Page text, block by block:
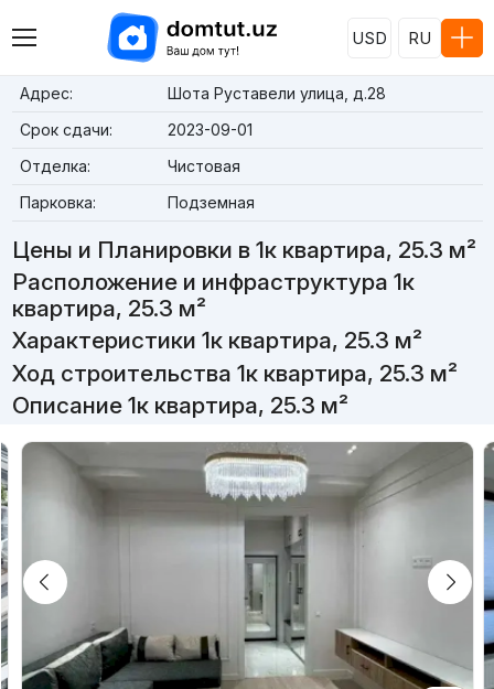
USD RU
Адрес:
Шота Руставели улица, д.28
Срок сдачи:
2023-09-01
Отделка:
Чистовая
Парковка:
Подземная
Цены и Планировки в 1к квартира, 25.3 м²
Расположение и инфраструктура 1к
квартира, 25.3 м²
Характеристики 1к квартира, 25.3 м²
Ход строительства 1к квартира, 25.3 м²
Описание 1к квартира, 25.3 м²